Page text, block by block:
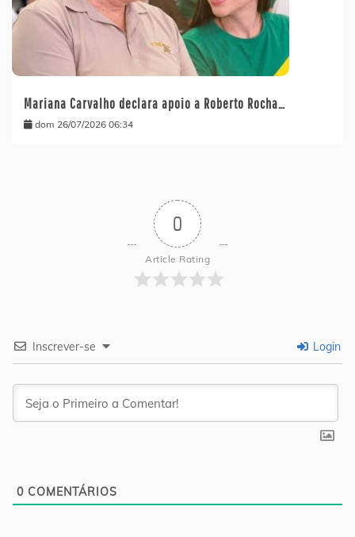
Mariana Carvalho declara apoio a Roberto Rocha…
dom 26/07/2026 06:34
0
Article Rating
Inscrever-se Login
0 COMENTÁRIOS